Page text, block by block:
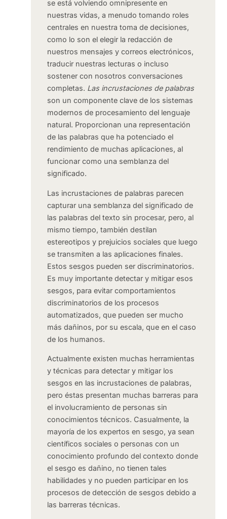
se está volviendo omnipresente en
nuestras vidas, a menudo tomando roles
centrales en nuestra toma de decisiones,
como lo son el elegir la redacción de
nuestros mensajes y correos electrónicos,
traducir nuestras lecturas o incluso
sostener con nosotros conversaciones
completas. Las incrustaciones de palabras
son un componente clave de los sistemas
modernos de procesamiento del lenguaje
natural. Proporcionan una representación
de las palabras que ha potenciado el
rendimiento de muchas aplicaciones, al
funcionar como una semblanza del
significado.
Las incrustaciones de palabras parecen
capturar una semblanza del significado de
las palabras del texto sin procesar, pero, al
mismo tiempo, también destilan
estereotipos y prejuicios sociales que luego
se transmiten a las aplicaciones finales.
Estos sesgos pueden ser discriminatorios.
Es muy importante detectar y mitigar esos
sesgos, para evitar comportamientos
discriminatorios de los procesos
automatizados, que pueden ser mucho
más dañinos, por su escala, que en el caso
de los humanos.
Actualmente existen muchas herramientas
y técnicas para detectar y mitigar los
sesgos en las incrustaciones de palabras,
pero éstas presentan muchas barreras para
el involucramiento de personas sin
conocimientos técnicos. Casualmente, la
mayoría de los expertos en sesgo, ya sean
científicos sociales o personas con un
conocimiento profundo del contexto donde
el sesgo es dañino, no tienen tales
habilidades y no pueden participar en los
procesos de detección de sesgos debido a
las barreras técnicas.